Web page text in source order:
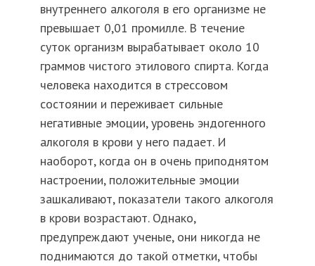
внутреннего алкоголя в его организме не
превышает 0,01 промилле. В течение
суток организм вырабатывает около 10
граммов чистого этилового спирта. Когда
человека находится в стрессовом
состоянии и переживает сильные
негативные эмоции, уровень эндогенного
алкоголя в крови у него падает. И
наоборот, когда он в очень приподнятом
настроении, положительные эмоции
зашкаливают, показатели такого алкоголя
в крови возрастают. Однако,
предупреждают ученые, они никогда не
поднимаются до такой отметки, чтобы